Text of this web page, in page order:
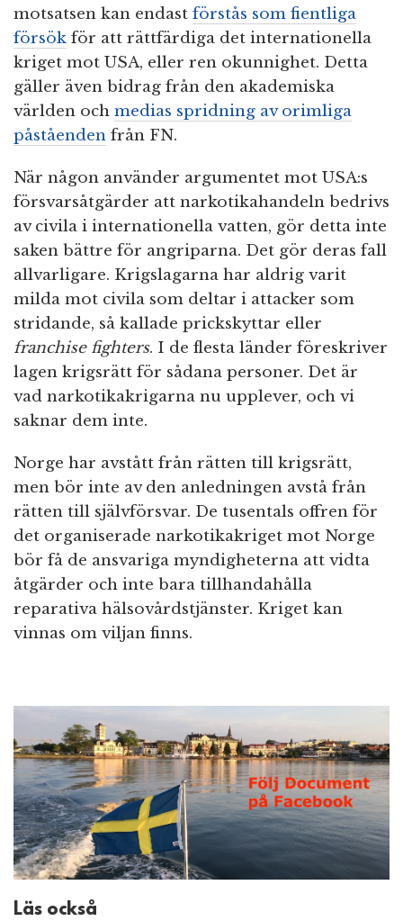
motsatsen kan endast förstås som fientliga
försök för att rättfärdiga det internationella
kriget mot USA, eller ren okunnighet. Detta
gäller även bidrag från den akademiska
världen och medias spridning av orimliga
påståenden från FN.
När någon använder argumentet mot USA:s
försvarsåtgärder att narkotikahandeln bedrivs
av civila i internationella vatten, gör detta inte
saken bättre för angriparna. Det gör deras fall
allvarligare. Krigslagarna har aldrig varit
milda mot civila som deltar i attacker som
stridande, så kallade prickskyttar eller
franchise fighters. I de flesta länder föreskriver
lagen krigsrätt för sådana personer. Det är
vad narkotikakrigarna nu upplever, och vi
saknar dem inte.
Norge har avstått från rätten till krigsrätt,
men bör inte av den anledningen avstå från
rätten till självförsvar. De tusentals offren för
det organiserade narkotikakriget mot Norge
bör få de ansvariga myndigheterna att vidta
åtgärder och inte bara tillhandahålla
reparativa hälsovårdstjänster. Kriget kan
vinnas om viljan finns.
Läs också